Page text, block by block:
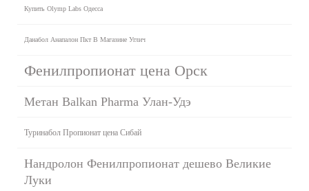
Купить Olymp Labs Одесса
Данабол Анапалон Пкт В Магазине Углич
Фенилпропионат цена Орск
Метан Balkan Pharma Улан-Удэ
Туринабол Пропионат цена Сибай
Нандролон Фенилпропионат дешево Великие
Луки